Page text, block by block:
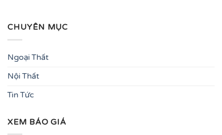
CHUYÊN MỤC
Ngoại Thất
Nội Thất
Tin Tức
XEM BÁO GIÁ